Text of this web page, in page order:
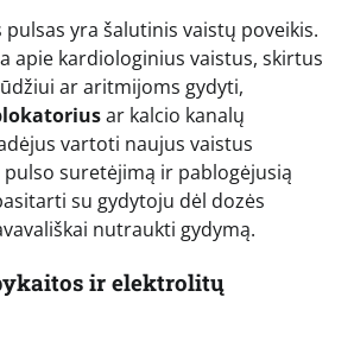
pulsas yra šalutinis vaistų poveikis.
apie kardiologinius vaistus, skirtus
ar aritmijoms gydyti,
ar kalcio kanalų
vartoti naujus vaistus
suretėjimą ir pablogėjusią
su gydytoju dėl dozės
nutraukti gydymą.
ir elektrolitų